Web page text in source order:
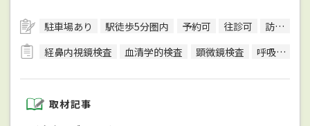
駐車場あり 駅徒歩5分圏内 予約可 往診可
訪問診療可
経鼻内視鏡検査
血清学的検査 顕微鏡検査 呼吸機能検査（スパイロメトリー）
取材記事